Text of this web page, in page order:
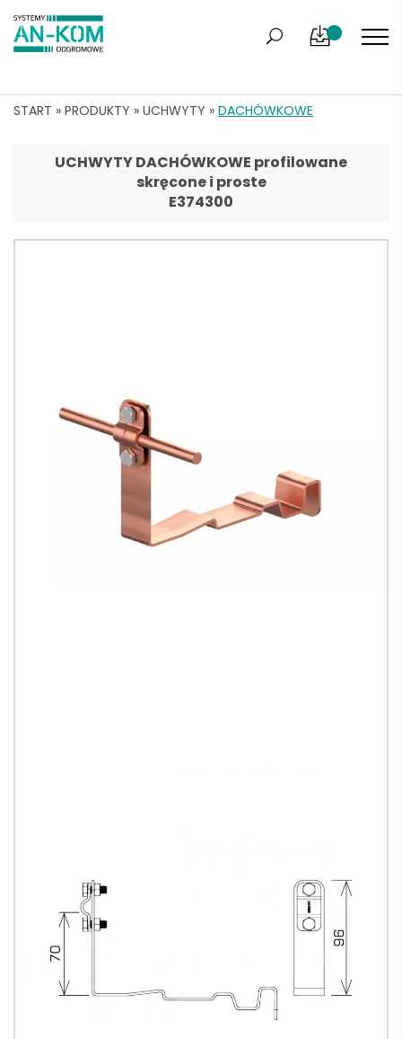
START » PRODUKTY » UCHWYTY » DACHÓWKOWE
UCHWYTY DACHÓWKOWE profilowane
skręcone i proste
E374300